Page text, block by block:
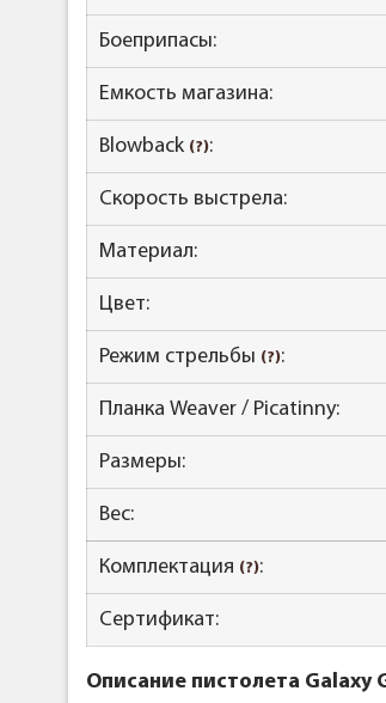
Боеприпасы:
Емкость магазина:
Blowback (?):
Скорость выстрела:
Материал:
Цвет:
Режим стрельбы (?):
Планка Weaver / Picatinny:
Размеры:
Вес:
Комплектация (?):
Сертификат:
Описание пистолета Galaxy